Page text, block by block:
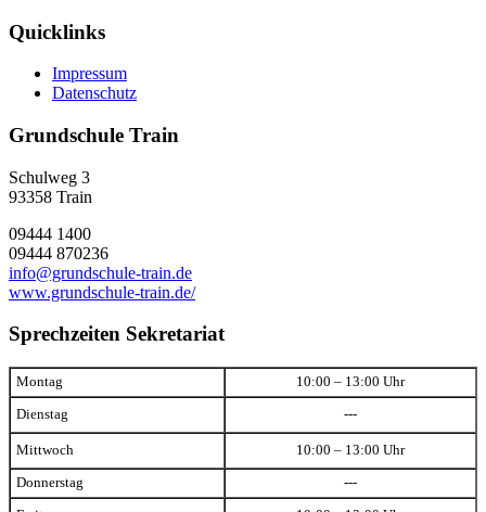
Quicklinks
Impressum
Datenschutz
Grundschule Train
Schulweg 3
93358 Train
09444 1400
09444 870236
info@grundschule-train.de
www.grundschule-train.de/
Sprechzeiten Sekretariat
Montag 10:00 – 13:00 Uhr
Dienstag ---
Mittwoch 10:00 – 13:00 Uhr
Donnerstag ---